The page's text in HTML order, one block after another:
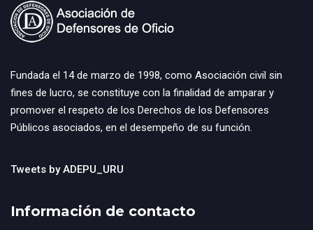
Fundada el 14 de marzo de 1998, como Asociación civil sin
fines de lucro, se constituye con la finalidad de amparar y
promover el respeto de los Derechos de los Defensores
Públicos asociados, en el desempeño de su función.
Tweets by ADEPU_URU
Información de contacto